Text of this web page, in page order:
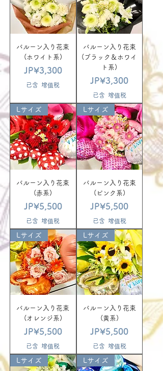
バルーン入り花束
(ホワイト系)
價格
JP¥3,300
已含 增值税
バルーン入り花束
(ブラック＆ホワイ
ト系)
價格
JP¥3,300
已含 增值税
Lサイズ
バルーン入り花束
(赤系)
價格
JP¥5,500
已含 增值税
Lサイズ
バルーン入り花束
(ピンク系)
價格
JP¥5,500
已含 增值税
Lサイズ
バルーン入り花束
(オレンジ系)
價格
JP¥5,500
已含 增值税
Lサイズ
バルーン入り花束
(黄系)
價格
JP¥5,500
已含 增值税
Lサイズ Lサイズ